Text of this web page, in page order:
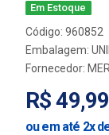
Em Estoque
Código: 960852
Embalagem:
Fornecedor:
R$
ou em até 2x